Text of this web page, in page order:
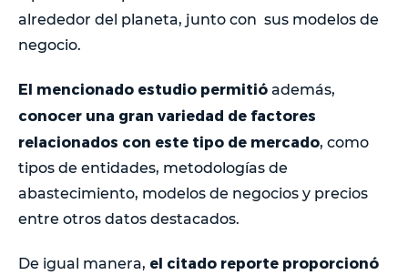
alrededor del planeta, junto con sus modelos de
negocio.
El mencionado estudio permitió además,
conocer una gran variedad de factores
relacionados con este tipo de mercado, como
tipos de entidades, metodologías de
abastecimiento, modelos de negocios y precios
entre otros datos destacados.
De igual manera, el citado reporte proporcionó